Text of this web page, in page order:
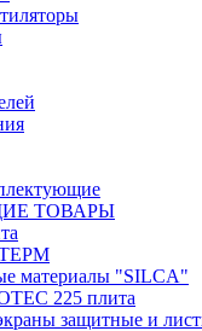
ТОВАРЫ
материалы "SILCA"
225 плита
защитные и